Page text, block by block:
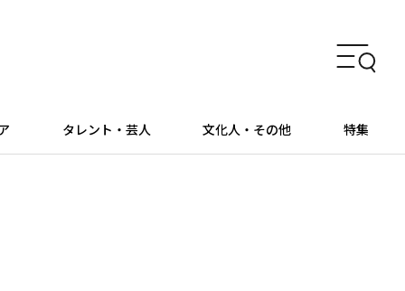
タレント・芸人 文化人・その他 特集